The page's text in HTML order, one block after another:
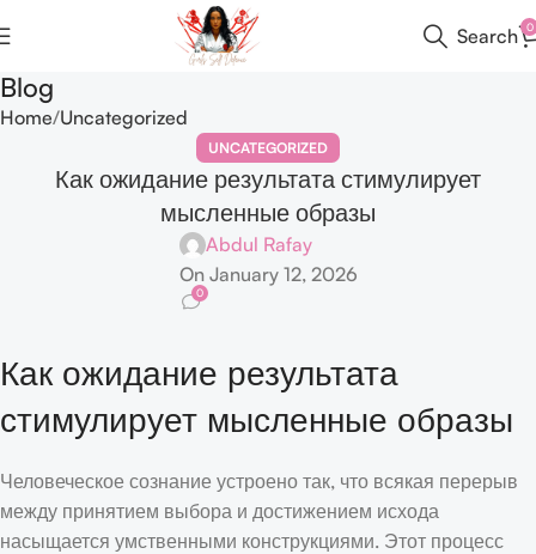
Search 0
Blog
Home Uncategorized
UNCATEGORIZED
Как ожидание результата стимулирует
мысленные образы
Abdul Rafay
On January 12, 2026
0
Как ожидание результата
стимулирует мысленные образы
Человеческое сознание устроено так, что всякая перерыв
между принятием выбора и достижением исхода
насыщается умственными конструкциями. Этот процесс